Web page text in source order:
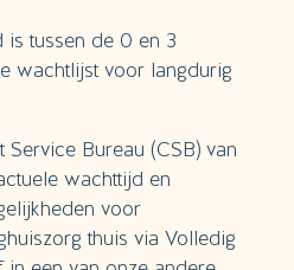
is tussen de 0 en 3
wachtlijst voor langdurig
Bureau (CSB) van
wachttijd en
voor
thuis via Volledig